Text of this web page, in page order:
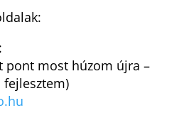
pont most húzom újra –
fejlesztem)